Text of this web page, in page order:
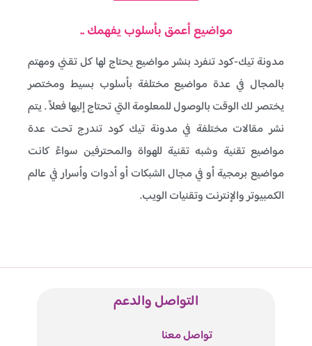
مواضيع أعمق بأسلوب يفهمك ..
مدونة تيك-كود تنفرد بنشر مواضيع يحتاج لها كل تقني ومهتم
بالمجال في عدة مواضيع مختلفة بأسلوب بسيط ومختصر
يختصر لك الوقت بالوصول للمعلومة التي تحتاج إليها فعلاً . يتم
نشر مقالات مختلفة في مدونة تيك كود تندرج تحت عدة
مواضيع تقنية وشبه تقنية للهواة والمحترفين سواءً كانت
مواضيع برمجية أو في مجال الشبكات أو أدوات وأسرار في عالم
الكمبيوتر والإنترنت وتقنيات الويب.
التواصل والدعم
تواصل معنا